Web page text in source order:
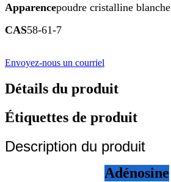
Apparencepoudre cristalline blanche
CAS58-61-7
Envoyez-nous un courriel
Détails du produit
Étiquettes de produit
Description du produit
Adénosine